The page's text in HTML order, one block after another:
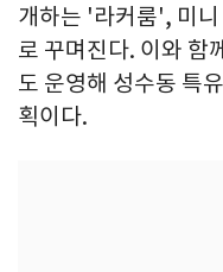
개하는 '라커룸', 미
로 꾸며진다. 이와 함
도 운영해 성수동 특
획이다.